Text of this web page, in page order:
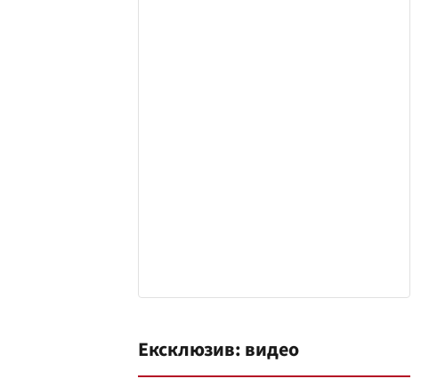
Ексклюзив: видео